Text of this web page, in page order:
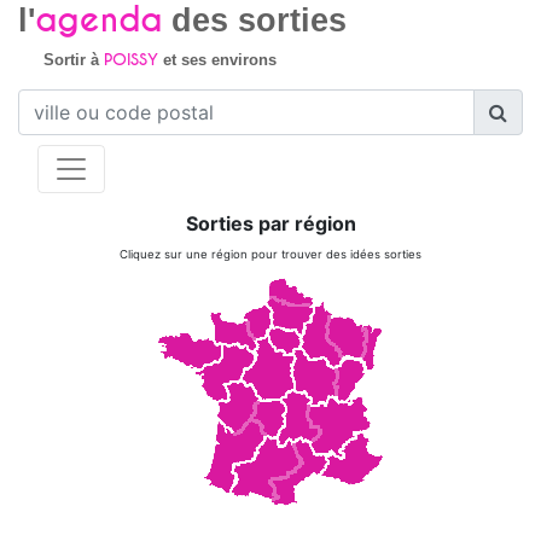
l'agenda des sorties
Sortir à POISSYet ses environs
Sorties par région
Cliquez sur une région pour trouver des idées sorties